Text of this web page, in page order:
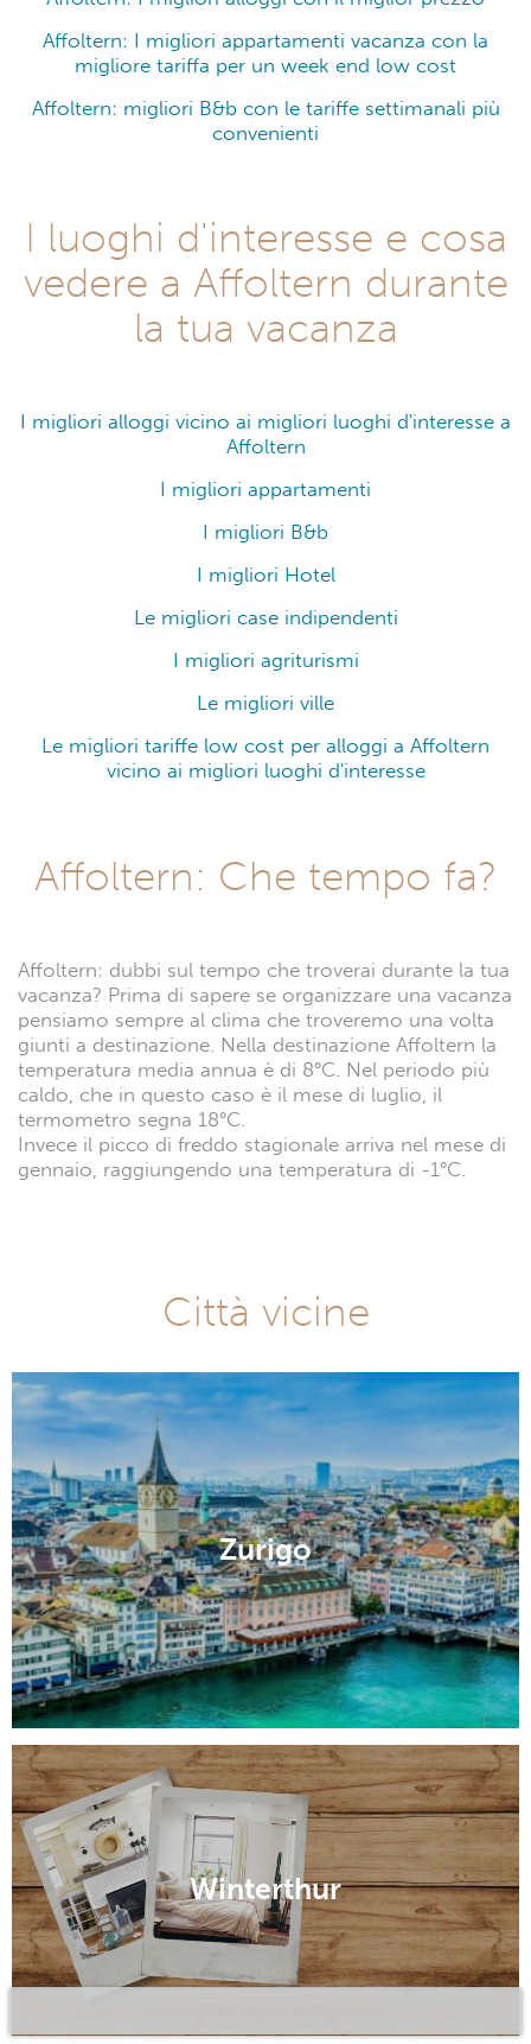
Affoltern: I migliori appartamenti vacanza con la
migliore tariffa per un week end low cost
Affoltern: migliori B&b con le tariffe settimanali più
convenienti
I luoghi d'interesse e cosa
vedere a Affoltern durante
la tua vacanza
I migliori alloggi vicino ai migliori luoghi d'interesse a
Affoltern
I migliori appartamenti
I migliori B&b
I migliori Hotel
Le migliori case indipendenti
I migliori agriturismi
Le migliori ville
Le migliori tariffe low cost per alloggi a Affoltern
vicino ai migliori luoghi d'interesse
Affoltern: Che tempo fa?
Affoltern: dubbi sul tempo che troverai durante la tua
vacanza? Prima di sapere se organizzare una vacanza
pensiamo sempre al clima che troveremo una volta
giunti a destinazione. Nella destinazione Affoltern la
temperatura media annua è di 8°C. Nel periodo più
caldo, che in questo caso è il mese di luglio, il
termometro segna 18°C.
Invece il picco di freddo stagionale arriva nel mese di
gennaio, raggiungendo una temperatura di -1°C.
Città vicine
Zurigo
Winterthur